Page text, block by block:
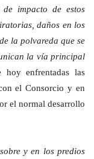
impacto de estos
daños en los
la polvareda que se
la vía principal
hoy enfrentadas las
el Consorcio y en
el normal desarrollo
y en los predios